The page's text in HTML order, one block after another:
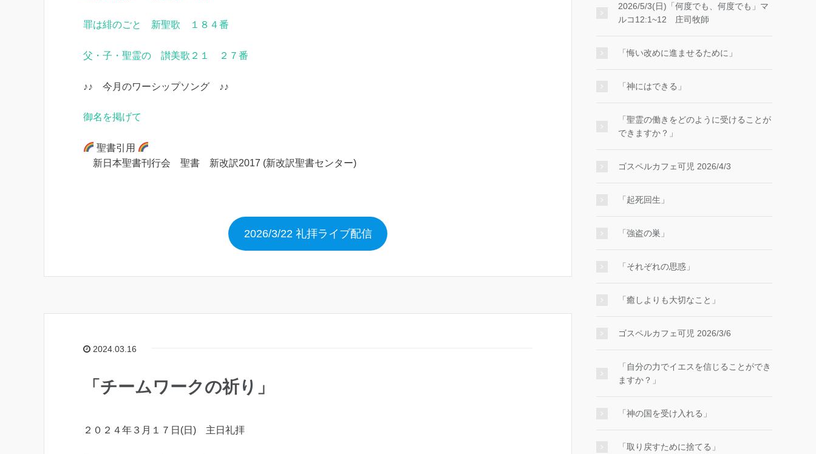
罪は緋のごと 新聖歌 １８４番
父・子・聖霊の 讃美歌２１ ２７番
♪♪ 今月のワーシップソング ♪♪
御名を掲げて
聖書引用
新日本聖書刊行会 聖書 新改訳2017 (新改訳聖書センター)
2026/3/22 礼拝ライブ配信
2024.03.16
「チームワークの祈り」
２０２４年３月１７日(日) 主日礼拝
2026/5/3(日)「何度でも、何度でも」マ
ルコ12:1~12 庄司牧師
「悔い改めに進ませるために」
「神にはできる」
「聖霊の働きをどのように受けることが
できますか？」
ゴスペルカフェ可児 2026/4/3
「起死回生」
「強盗の巣」
「それぞれの思惑」
「癒しよりも大切なこと」
ゴスペルカフェ可児 2026/3/6
「自分の力でイエスを信じることができ
ますか？」
「神の国を受け入れる」
「取り戻すために捨てる」